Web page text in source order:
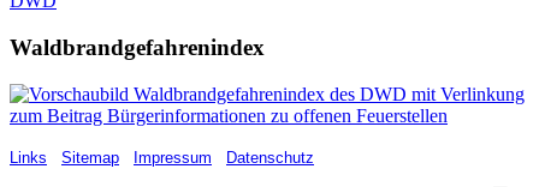
Waldbrandgefahrenindex
Links Sitemap Impressum Datenschutz